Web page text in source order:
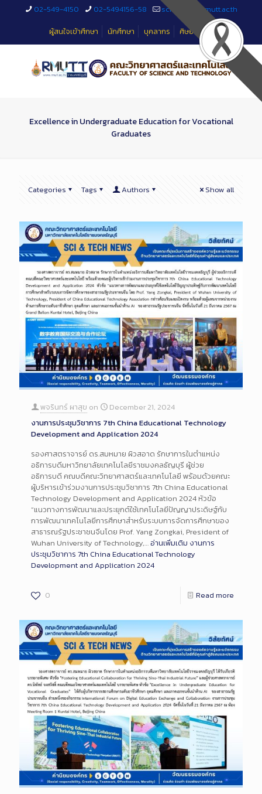
02-549-4150 02-5494156-58
sciteched@rmutt.ac.th
ผู้สนใจเข้าศึกษา
นักศึกษา บุคลากร ศิษย์เก่า
Excellence in Undergraduate Education for Vocational
Graduates
Categories Tags Authors Show all
พจรินทร์ ผาสุข on
December 21, 2024
งานการประชุมวิชาการ 7th China Educational Technology
Development and Application 2024
รองศาสตราจารย์ ดร.สมหมาย ผิวสอาด รักษาการในตำแหน่ง
อธิการบดีมหาวิทยาลัยเทคโนโลยีราชมงคลธัญบุรี ผู้ช่วย
อธิการบดี คณบดีคณะวิทยาศาสตร์และเทคโนโลยี พร้อมด้วยคณะ
ผู้บริหารเข้าร่วมงานการประชุมวิชาการ 7th China Educational
Technology Development and Application 2024 หัวข้อ
“แนวทางการพัฒนาและประยุกต์ใช้เทคโนโลยีปัญญาประดิษฐ์กับ
การพัฒนาเทคโนโลยีการศึกษาสำหรับระบบการจัดการศึกษาของ
สาธารณรัฐประชาชนจีนโดย Prof. Yang Zongkai, President of
Wuhan University of Technology,…อ่านเพิ่มเติม งานการ
ประชุมวิชาการ 7th China Educational Technology
Development and Application 2024
0 Read more